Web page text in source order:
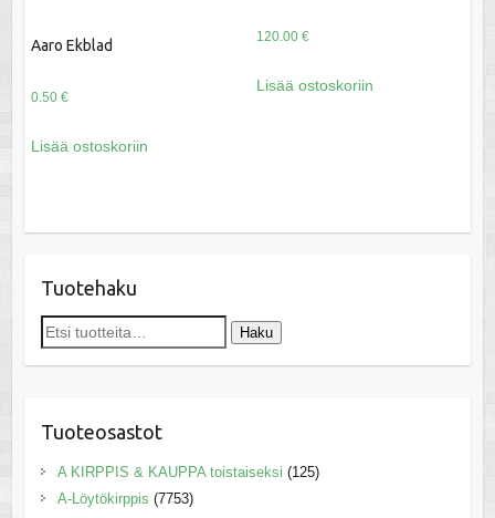
Aaro Ekblad
0.50 €
Lisää ostoskoriin
120.00 €
Lisää ostoskoriin
Tuotehaku
Etsi: Haku
Tuoteosastot
A KIRPPIS & KAUPPA toistaiseksi (125)
A-Löytökirppis (7753)